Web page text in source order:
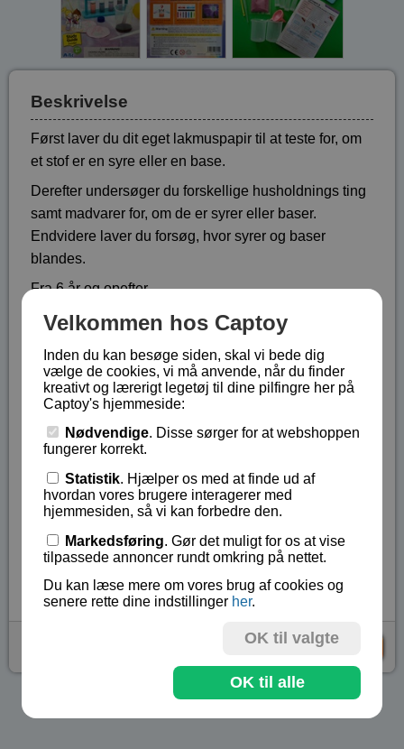
Beskrivelse
Først laver du dit eget lakmuspapir til at teste for, om
et stof er en syre eller en base.
Derefter undersøger du forskellige husholdnings ting
samt madvarer for, om de er syrer eller baser.
Endvidere laver du forsøg, hvor syrer og baser
blandes.
Fra 6 år og opefter.
Indeholder:
4 testrør
2 100ml bægre
Testrørs holder
Pipette
Måleske
Tragt
Lilla kartoffelpulver
10 filtrer papirer
Lagerstatus:På lager
Vare nr.:ART-196439
KØB
Velkommen hos Captoy
Inden du kan besøge siden, skal vi bede dig
vælge de cookies, vi må anvende, når du finder
kreativt og lærerigt legetøj til dine pilfingre her på
Captoy's hjemmeside:
Nødvendige. Disse sørger for at webshoppen
fungerer korrekt.
Statistik. Hjælper os med at finde ud af
hvordan vores brugere interagerer med
hjemmesiden, så vi kan forbedre den.
Markedsføring. Gør det muligt for os at vise
tilpassede annoncer rundt omkring på nettet.
Du kan læse mere om vores brug af cookies og
senere rette dine indstillinger her.
OK til valgte
OK til alle